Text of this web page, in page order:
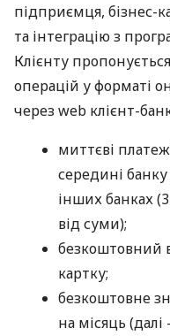
підприємця, бізнес-
та інтеграцію з
Клієнту
операцій у форматі
через web клієнт-
миттєві
середині
інших банках
від суми);
безкоштовний
картку;
безкоштовне
на місяць (далі